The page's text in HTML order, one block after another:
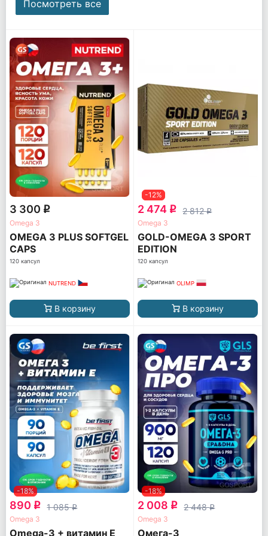
Посмотреть все
3 300 q
Omega 3
OMEGA 3 PLUS SOFTGEL
CAPS
120 капсул
NUTREND
В корзину
-12%
2 474 q 2 812q
Omega 3
GOLD-OMEGA 3 SPORT
EDITION
120 капсул
OLIMP
В корзину
-18%
890 q 1 085q
Omega 3
Omega-3 + витамин Е
-18%
2 008 q 2 448q
Omega 3
Омега-3